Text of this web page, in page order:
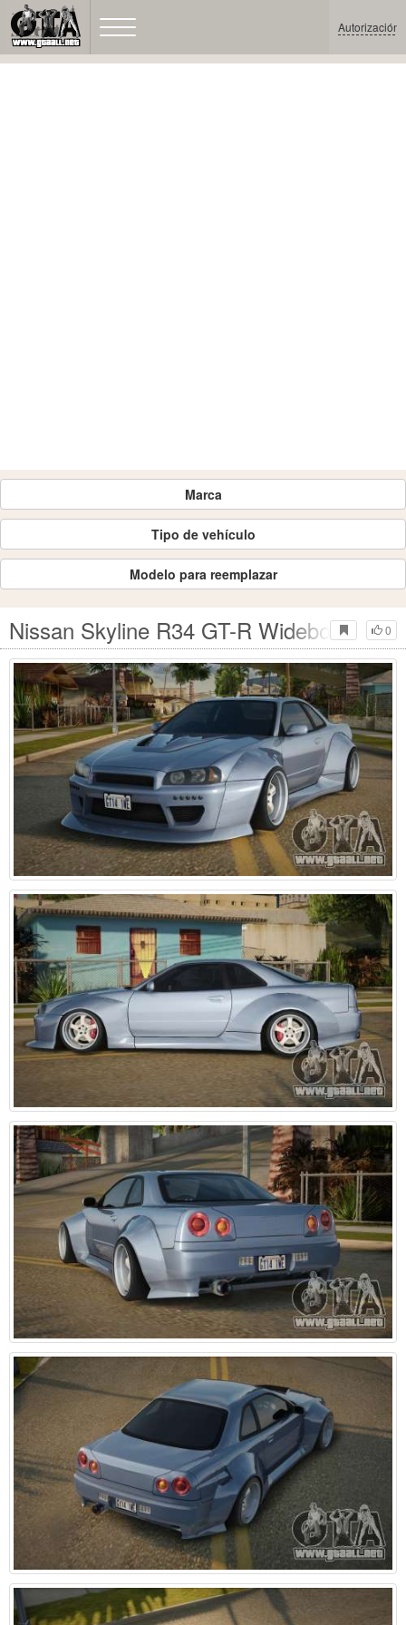
Autorización
Marca
Tipo de vehículo
Modelo para reemplazar
0
Nissan Skyline R34 GT-R Widebody